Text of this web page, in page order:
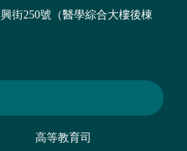
街250號（醫學綜合大樓後棟
高等教育司